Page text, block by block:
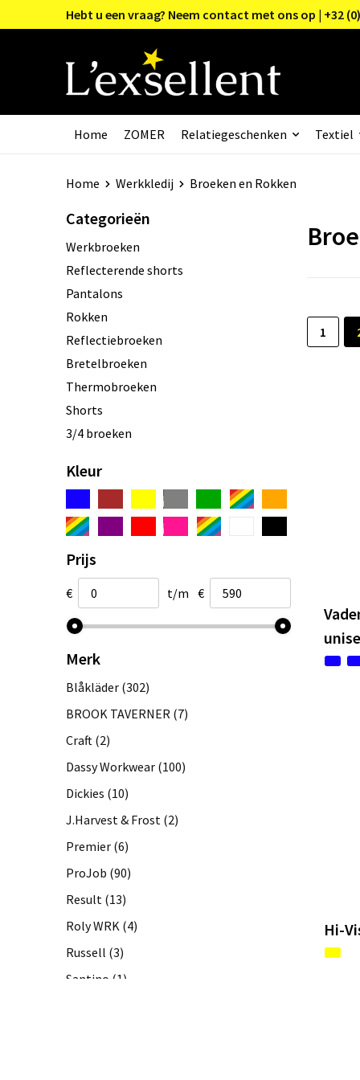
Hebt u een vraag? Neem contact met ons op | +32
Home ZOMER Relatiegeschenken Textiel
Home Werkkledij Broeken en Rokken
Categorieën
Werkbroeken
Reflecterende shorts
Pantalons
Rokken
Reflectiebroeken
Bretelbroeken
Thermobroeken
Shorts
3/4 broeken
Kleur
Prijs
€ t/m €
Merk
Blåkläder (302)
BROOK TAVERNER (7)
Craft (2)
Dassy Workwear (100)
Dickies (10)
J.Harvest & Frost (2)
Premier (6)
ProJob (90)
Result (13)
Roly WRK (4)
Russell (3)
Santino (1)
1
Hi-